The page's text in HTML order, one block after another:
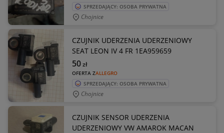
SPRZEDAJĄCY: OSOBA PRYWATNA
Chojnice
CZUJNIK UDERZENIA UDERZENIOWY
SEAT LEON IV 4 FR 1EA959659
OFERTA ZALLEGRO
50zł
SPRZEDAJĄCY: OSOBA PRYWATNA
Chojnice
CZUJNIK SENSOR UDERZENIA
UDERZENIOWY VW AMAROK MACAN